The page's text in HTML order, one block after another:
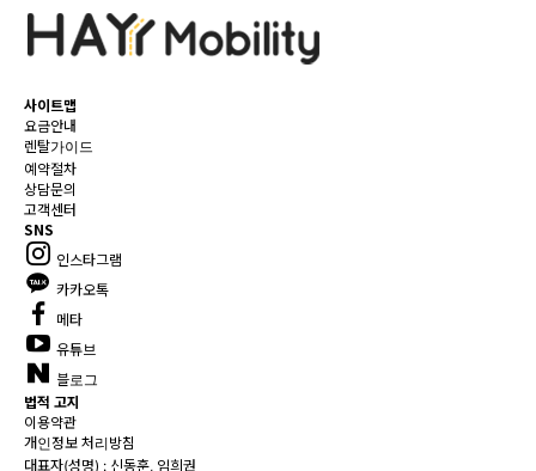
사이트맵
요금안내
렌탈가이드
예약절차
상담문의
고객센터
SNS
인스타그램
카카오톡
메타
유튜브
블로그
법적 고지
이용약관
개인정보 처리방침
대표자(성명) : 신동훈, 임희권